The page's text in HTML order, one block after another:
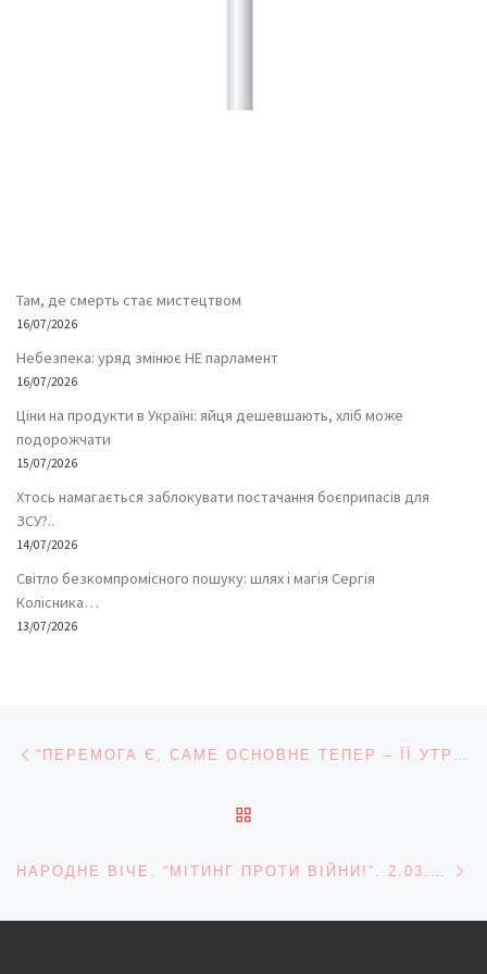
Там, де смерть стає мистецтвом
16/07/2026
Небезпека: уряд змінює НЕ парламент
16/07/2026
Ціни на продукти в Україні: яйця дешевшають, хліб може
подорожчати
15/07/2026
Хтось намагається заблокувати постачання боєприпасів для
ЗСУ?..
14/07/2026
Світло безкомпромісного пошуку: шлях і магія Сергія
Колісника…
13/07/2026
Навігація записів